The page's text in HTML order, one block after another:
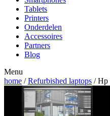
Tablets
Printers
Onderdelen
Accessoires
Partners
Blog
Menu
home /Refurbished laptops / Hp